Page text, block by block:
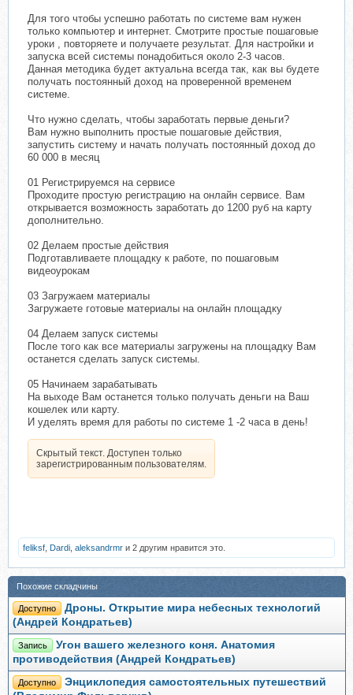
Для того чтобы успешно работать по системе вам нужен
только компьютер и интернет. Смотрите простые пошаговые
уроки , повторяете и получаете результат. Для настройки и
запуска всей системы понадобиться около 2-3 часов.
Данная методика будет актуальна всегда так, как вы будете
получать постоянный доход на проверенной временем
системе.
Что нужно сделать, чтобы заработать первые деньги?
Вам нужно выполнить простые пошаговые действия,
запустить систему и начать получать постоянный доход до
60 000 в месяц
01 Регистрируемся на сервисе
Проходите простую регистрацию на онлайн сервисе. Вам
открывается возможность заработать до 1200 руб на карту
дополнительно.
02 Делаем простые действия
Подготавливаете площадку к работе, по пошаговым
видеоурокам
03 Загружаем материалы
Загружаете готовые материалы на онлайн площадку
04 Делаем запуск системы
После того как все материалы загружены на площадку Вам
останется сделать запуск системы.
05 Начинаем зарабатывать
На выходе Вам останется только получать деньги на Ваш
кошелек или карту.
И уделять время для работы по системе 1 -2 часа в день!
Скрытый текст. Доступен только
зарегистрированным пользователям.
feliksf Dardi aleksandrmr и 2 другим нравится это.
Похожие складчины
Доступно
Дроны. Открытие мира небесных технологий
(Андрей Кондратьев)
Запись
Угон вашего железного коня. Анатомия
противодействия (Андрей Кондратьев)
Доступно
Энциклопедия самостоятельных путешествий